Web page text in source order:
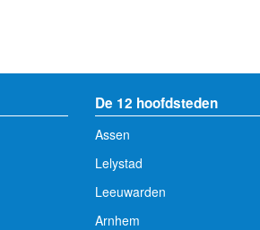
De 12 hoofdsteden
Assen
Lelystad
Leeuwarden
Arnhem